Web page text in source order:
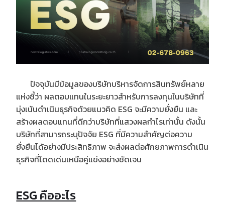
ปัจจุบันมีข้อมูลของบริษัทบริหารจัดการสินทรัพย์หลาย
แห่งชี้ว่า ผลตอบแทนในระยะยาวสำหรับการลงทุนในบริษัทที่
มุ่งเน้นดำเนินธุรกิจด้วยแนวคิด ESG จะมีความยั่งยืน และ
สร้างผลตอบแทนที่ดีกว่าบริษัทที่แสวงผลกำไรเท่านั้น ดังนั้น
บริษัทที่สามารถระบุปัจจัย ESG ที่มีความสำคัญต่อความ
ยั่งยืนได้อย่างมีประสิทธิภาพ จะส่งผลต่อศักยภาพการดำเนิน
ธุรกิจที่โดดเด่นเหนือคู่แข่งอย่างชัดเจน
ESG คืออะไร